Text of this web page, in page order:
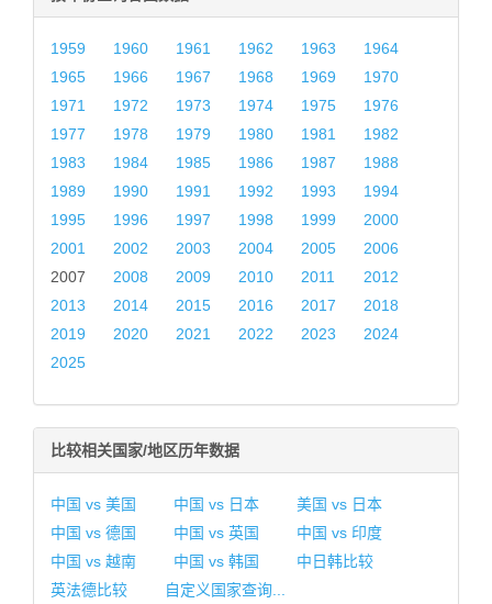
1959 1960 1961 1962 1963
1964
1965
1966 1967 1968 1969
1970
1971
1972 1973 1974 1975
1976
1977
1978 1979 1980 1981
1982
1983
1984 1985 1986 1987
1988
1989
1990 1991 1992 1993
1994
1995
1996 1997 1998 1999
2000
2001
2002 2003 2004 2005
2006
2007
2008 2009 2010 2011
2012
2013
2014 2015 2016 2017
2018
2019
2020 2021 2022 2023
2024
2025
比较相关国家/地区历年数据
中国 vs 美国 中国 vs 日本
美国 vs 日本
中国 vs 德国
中国 vs 英国
中国 vs 印度
中国 vs 越南
中国 vs 韩国
中日韩比较
英法德比较
自定义国家查询...